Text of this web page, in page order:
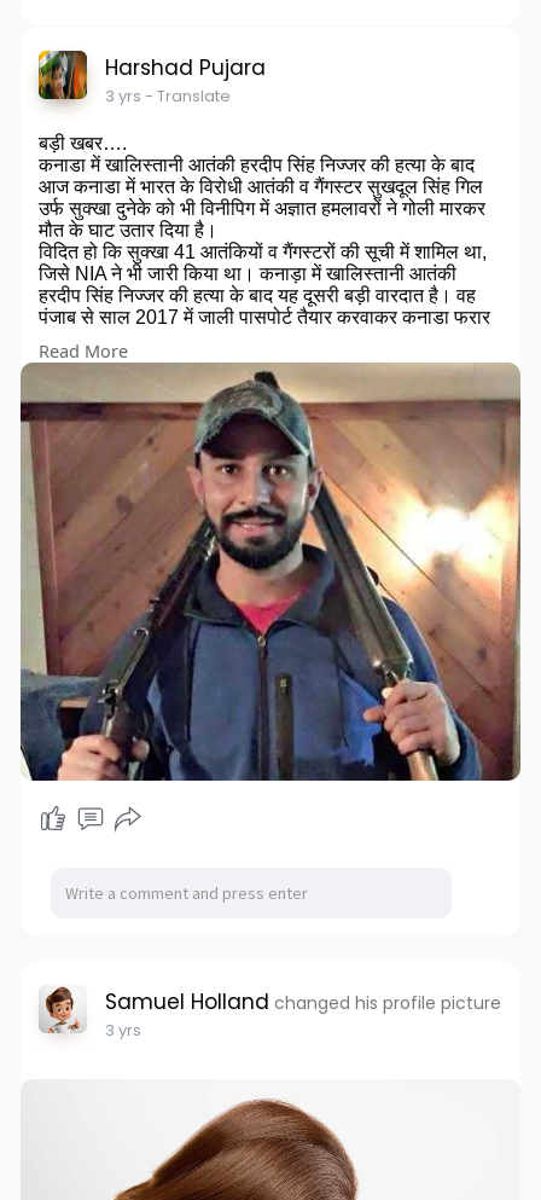
Harshad Pujara
3 yrs - Translate
बड़ी खबर….
कनाडा में खालिस्तानी आतंकी हरदीप सिंह निज्जर की हत्या के बाद
आज कनाडा में भारत के विरोधी आतंकी व गैंगस्टर सुखदूल सिंह गिल
उर्फ ​​सुक्खा दुनेके को भी विनीपिग में अज्ञात हमलावरों ने गोली मारकर
मौत के घाट उतार दिया है।
विदित हो कि सुक्खा 41 आतंकियों व गैंगस्टरों की सूची में शामिल था,
जिसे NIA ने भी जारी किया था। कनाड़ा में खालिस्तानी आतंकी
हरदीप सिंह निज्जर की हत्या के बाद यह दूसरी बड़ी वारदात है। वह
पंजाब से साल 2017 में जाली पासपोर्ट तैयार करवाकर कनाडा फरार
गैंगस्टर सुक्खा दुन्नेके भारत के A कैटेगरी गैंगस्टर लिस्ट में शामिल
Read More
Samuel Holland changed his profile picture
3 yrs